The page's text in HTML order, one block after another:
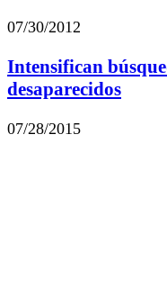
07/30/2012
Intensifican
desaparecidos
07/28/2015